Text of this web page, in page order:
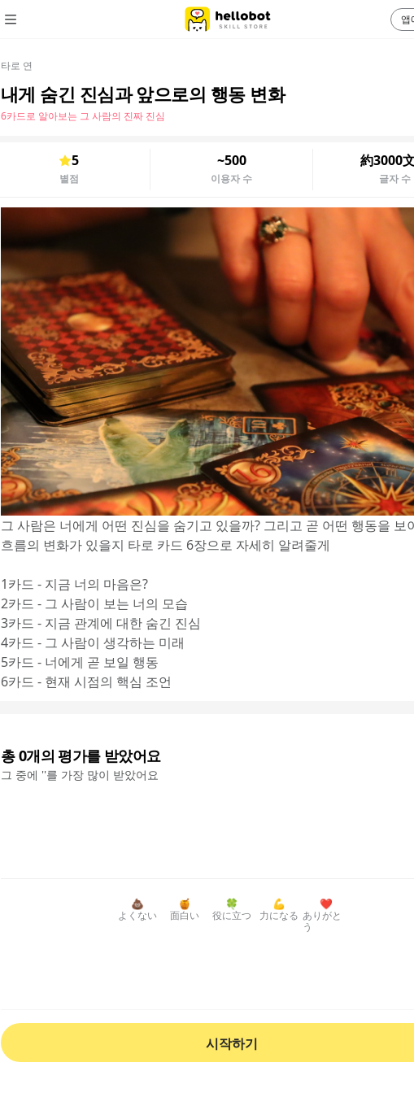
타로 연
내게 숨긴 진심과 앞으로의 행동 변화
6카드로 알아보는 그 사람의 진짜 진심
5
별점
~500
이용자 수
約3000
글자 수
그 사람은 너에게 어떤 진심을 숨기고 있을까? 그리고 곧 어떤 행동을 보
흐름의 변화가 있을지 타로 카드 6장으로 자세히 알려줄게
1카드 - 지금 너의 마음은?
2카드 - 그 사람이 보는 너의 모습
3카드 - 지금 관계에 대한 숨긴 진심
4카드 - 그 사람이 생각하는 미래
5카드 - 너에게 곧 보일 행동
6카드 - 현재 시점의 핵심 조언
총0개의 평가를 받았어요
그 중에 ''를 가장 많이 받았어요
💩
よくない
🍯
面白い
🍀
役に立つ
💪
力になる
❤️
ありがと
う
시작하기
앱